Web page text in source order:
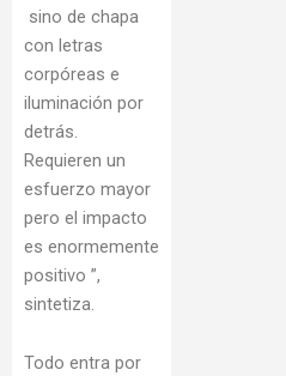
sino de chapa
con letras
corpóreas e
iluminación por
detrás.
Requieren un
esfuerzo mayor
pero el impacto
es enormemente
positivo ”,
sintetiza.
Todo entra por